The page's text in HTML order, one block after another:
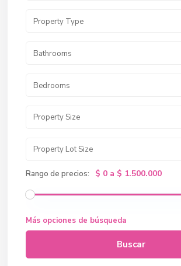
Property Type
Bathrooms
Bedrooms
Rango de precios: $ 0 a $ 1.500.000
Más opciones de búsqueda
Buscar